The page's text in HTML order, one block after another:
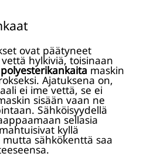
ovat päätyneet
hylkiviä, toisinaan
polyesterikankaita maskin
Ajatuksena on,
ei ime vettä, se ei
sisään vaan ne
Sähköisyydellä
sellasia
kyllä
mutta sähkökenttä saa